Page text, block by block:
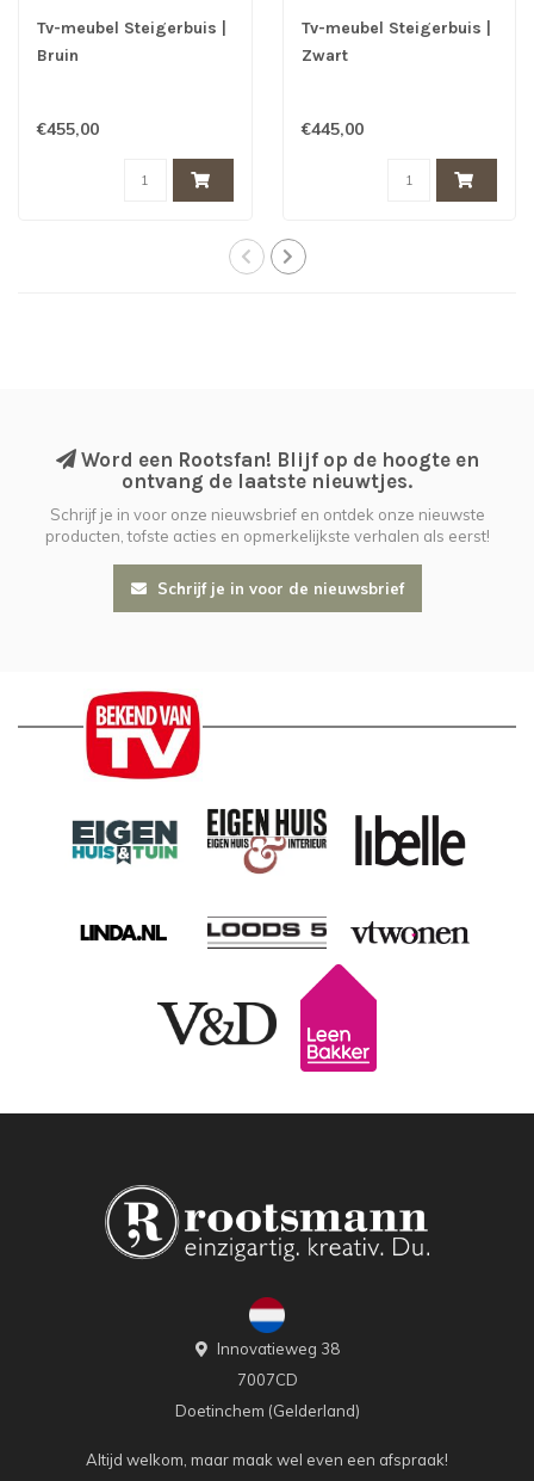
Tv-meubel Steigerbuis |
Bruin
€455,00
Tv-meubel Steigerbuis |
Zwart
€445,00
Word een Rootsfan! Blijf op de hoogte en
ontvang de laatste nieuwtjes.
Schrijf je in voor onze nieuwsbrief en ontdek onze nieuwste
producten, tofste acties en opmerkelijkste verhalen als eerst!
Schrijf je in voor de nieuwsbrief
Innovatieweg 38
7007CD
Doetinchem (Gelderland)
Altijd welkom, maar maak wel even een afspraak!